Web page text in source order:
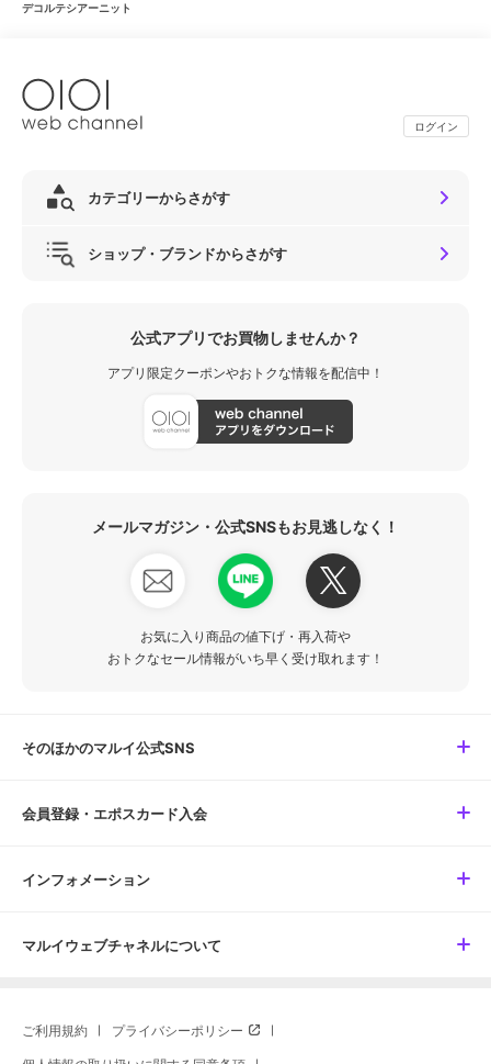
デコルテシアーニット
ログイン
カテゴリーからさがす
ショップ・ブランドからさがす
公式アプリでお買物しませんか？
アプリ限定クーポンやおトクな情報を配信中！
メールマガジン・公式SNSもお見逃しなく！
お気に入り商品の値下げ・再入荷や
おトクなセール情報がいち早く受け取れます！
そのほかのマルイ公式SNS
会員登録・エポスカード入会
インフォメーション
マルイウェブチャネルについて
ご利用規約 プライバシーポリシー